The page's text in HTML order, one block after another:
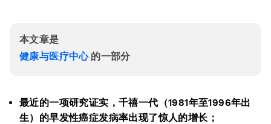
本文章是
健康与医疗中心的一部分
最近的一项研究证实，千禧一代（1981年至1996年出
生）的早发性癌症发病率出现了惊人的增长；